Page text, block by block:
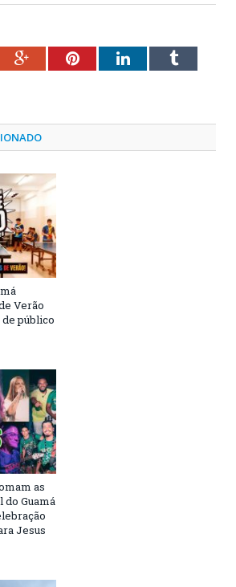
Google+PinterestLinkedInTumblr
Verão
público
as
do Guamá
Jesus